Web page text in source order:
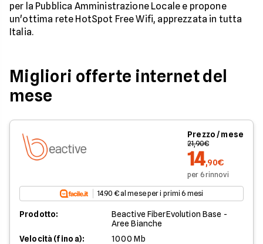
per la Pubblica Amministrazione Locale e propone
un'ottima rete HotSpot Free Wifi, apprezzata in tutta
Italia.
Migliori offerte internet del
mese
Prezzo / mese
21,90€
14,90€
per 6 rinnovi
14.90 € al mese per i primi 6 mesi
Prodotto:
Beactive FiberEvolution Base -
Aree Bianche
Velocità (fino a):
1000 Mb